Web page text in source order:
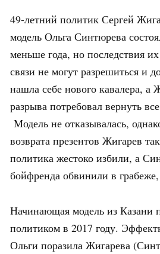
49-летний политик Сергей
модель Ольга Синтюрева
меньше года, но последствия
связи не могут разрешиться и
нашла себе нового кавалера, а
разрыва потребовал вернуть
Модель не отказывалась,
возврата презентов Жигарев
политика жестоко избили, а
бойфренда обвинили в грабеже,
Начинающая модель из Казани
политиком в 2017 году.
Ольги поразила Жигарева